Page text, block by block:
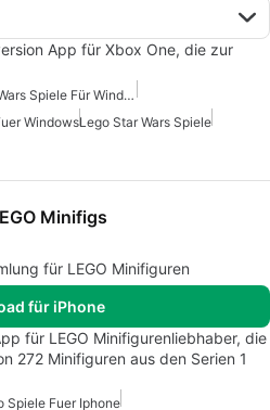
App für Xbox One, die zur
Kostenlose Star Wars Spiele Für Windows
WindowsLego Star Wars Spiele
Minifigs
für LEGO Minifiguren
für iPhone
für LEGO Minifigurenliebhaber, die
272 Minifiguren aus den Serien 1
Spiele Fuer Iphone